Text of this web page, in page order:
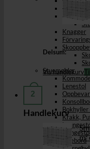
Delsum:
Vis handlekurv
2
Handlekurv
Hattehylle
Knagger
Stuemøbler
Lenestol
Krakk,
Sidebord